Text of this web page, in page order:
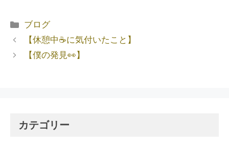
ブログ
【休憩中☕️に気付いたこと】
【僕の発見👀】
カテゴリー